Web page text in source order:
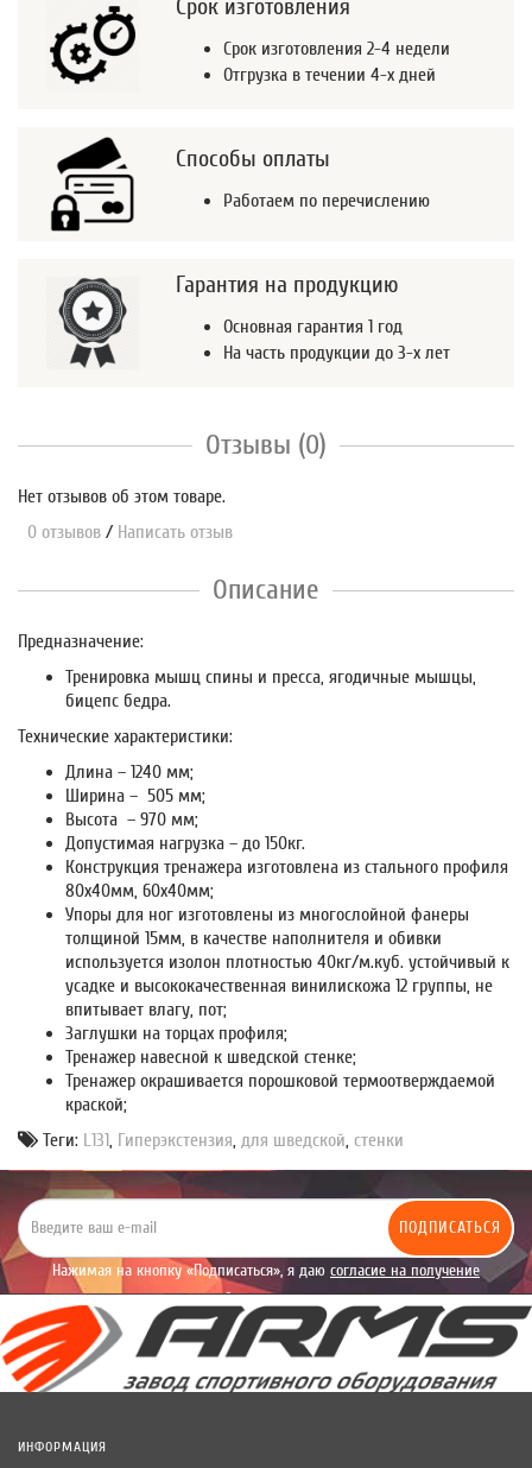
Срок изготовления
Срок изготовления 2-4 недели
Отгрузка в течении 4-х дней
Способы оплаты
Работаем по перечислению
Гарантия на продукцию
Основная гарантия 1 год
На часть продукции до 3-х лет
Отзывы (0)
Нет отзывов об этом товаре.
0 отзывов / Написать отзыв
Описание
Предназначение:
Тренировка мышц спины и пресса, ягодичные мышцы,
бицепс бедра.
Технические характеристики:
Длина – 1240 мм;
Ширина – 505 мм;
Высота – 970 мм;
Допустимая нагрузка – до 150кг.
Конструкция тренажера изготовлена из стального профиля
80х40мм, 60х40мм;
Упоры для ног изготовлены из многослойной фанеры
толщиной 15мм, в качестве наполнителя и обивки
используется изолон плотностью 40кг/м.куб. устойчивый к
усадке и высококачественная винилискожа 12 группы, не
впитывает влагу, пот;
Заглушки на торцах профиля;
Тренажер навесной к шведской стенке;
Тренажер окрашивается порошковой термоотверждаемой
краской;
Теги: L131, Гиперэкстензия, для шведской, стенки
ПОДПИСАТЬСЯ
Нажимая на кнопку «Подписаться», я даю согласие на получение
уведомлений рекламного характера.
ИНФОРМАЦИЯ